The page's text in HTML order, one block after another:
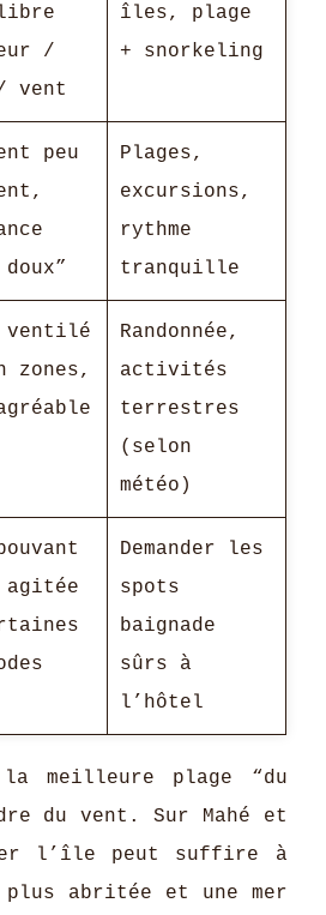
/
vent
îles, plage
+ snorkeling
peu
Plages,
excursions,
rythme
tranquille
ventilé
zones,
Randonnée,
activités
terrestres
(selon
météo)
Demander les
spots
baignade
sûrs à
l’hôtel
meilleure plage “du
du vent. Sur Mahé et
l’île peut suffire à
abritée et une mer